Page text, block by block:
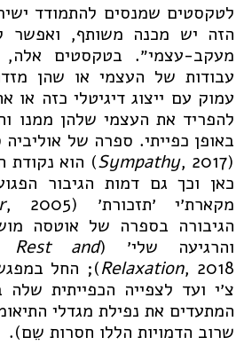
לטקסטים שמנסים להתמודד
הזה יש מכנה משותף, ואפשר
מעקב-עצמי״. בטקסטים אלה,
עבודות של העצמי או שהן
עמוק עם ייצוג דיגיטלי כזה
להפריד את העצמי שלהן ממנו
באופן כפייתי. ספרה של אוליביה
(
Sympathy, 2017) הוא
כאן וכך גם דמות הגיבור
מקארת׳י ׳תזכורת׳ (
הגיבורה בספרה של אוטסה
והרגיעה שלי׳ (
and
Relaxation, 2018); החל
צ׳י ועד לצפייה הכפייתית שלה
המתעדים את נפילת מגדלי
שרוב הדמויות הללו חסרות שֵם).